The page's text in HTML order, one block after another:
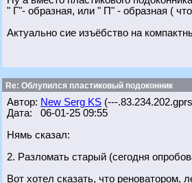
" Г"- образная, или " П" - образная (
Актуально сие изъёбство на
Re: Облупился пластиковый подоконник
Автор: New Serg KS (---
Дата: 06-01-25 09:55
Нямь сказал:
2. Разломать старый (сегодня
Вот хотел сказать, что реноватором,